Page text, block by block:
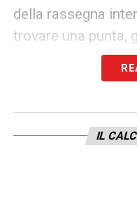
della rassegna
trovare una punta,
Nazionale a Euro
tecnico monitora
protagonista con
IL